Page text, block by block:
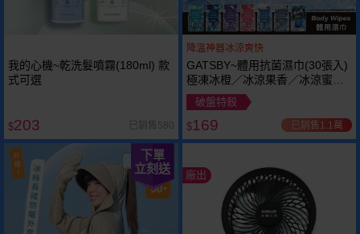
我的心機~乾洗髮噴霧(180ml) 款
式可選
$203 已銷售580
降溫神器冰涼爽快
GATSBY~體用抗菌濕巾(30張入)
極凍冰橙／冰涼果香／冰涼蜜桃
／冰涼無香／冰涼皂香／極地海
洋 款式可選
破盤特殺
$169 已銷售1.1萬
下單
立刻送
廠出